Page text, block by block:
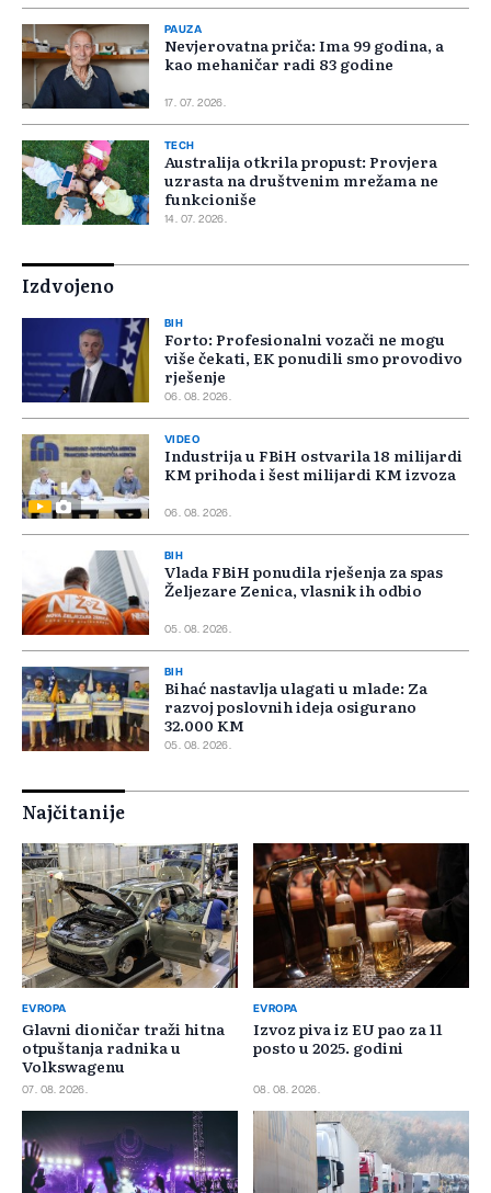
PAUZA
Nevjerovatna priča: Ima 99 godina, a
kao mehaničar radi 83 godine
17. 07. 2026.
TECH
Australija otkrila propust: Provjera
uzrasta na društvenim mrežama ne
funkcioniše
14. 07. 2026.
Izdvojeno
BIH
Forto: Profesionalni vozači ne mogu
više čekati, EK ponudili smo provodivo
rješenje
06. 08. 2026.
VIDEO
Industrija u FBiH ostvarila 18 milijardi
KM prihoda i šest milijardi KM izvoza
06. 08. 2026.
BIH
Vlada FBiH ponudila rješenja za spas
Željezare Zenica, vlasnik ih odbio
05. 08. 2026.
BIH
Bihać nastavlja ulagati u mlade: Za
razvoj poslovnih ideja osigurano
32.000 KM
05. 08. 2026.
Najčitanije
EVROPA
Glavni dioničar traži hitna
otpuštanja radnika u
Volkswagenu
07. 08. 2026.
EVROPA
Izvoz piva iz EU pao za 11
posto u 2025. godini
08. 08. 2026.